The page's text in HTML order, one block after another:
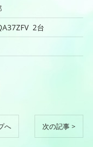
2台
へ 次の記事 >
い！